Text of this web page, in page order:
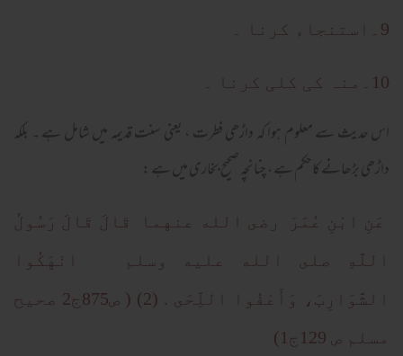
9۔استنجاء کرنا ۔
10۔منہ کی کلی کرنا ۔
اس حدیث سے معلوم ہوا کہ داڑھی فطرت ، یعنی سنت قدیمہ میں شامل ہے ۔ بلکہ
داڑھی بڑھانے کاحکم ہے ، چنانچہ صحیح بخاری میں ہے :
عَنِ ابْنِ عُمَرَ رضى الله عنهما قَالَ قَالَ رَسُولُ
اللَّهِ صلى الله عليه وسلم ‏ انْهَكُوا
الشَّوَارِبَ، وَأَعْفُوا اللِّحَى ‏.‏ (2) ( ص875ج2 صحیح
مسلم ص 129ج1)